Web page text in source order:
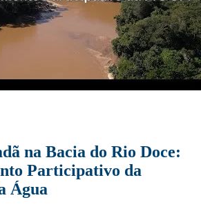
na Bacia do Rio Doce:
Participativo da
Água